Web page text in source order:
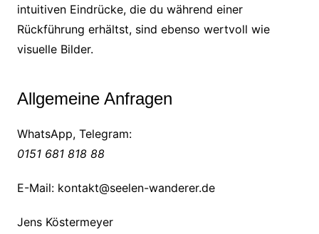
intuitiven Eindrücke, die du während einer
Rückführung erhältst, sind ebenso wertvoll wie
visuelle Bilder.
Allgemeine Anfragen
WhatsApp, Telegram:
0151 681 818 88
E-Mail: kontakt@seelen-wanderer.de
Jens Köstermeyer